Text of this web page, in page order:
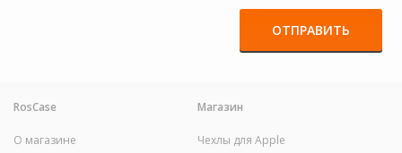
ОТПРАВИТЬ
RosCase
О магазине
Магазин
Чехлы для Apple